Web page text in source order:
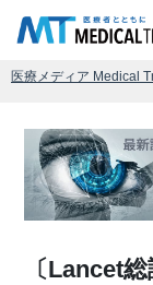
医療メディア Medical
〔Lancet